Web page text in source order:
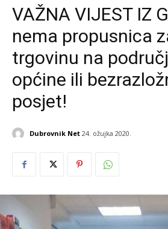
VAŽNA VIJEST IZ
nema propusnica
trgovinu na
općine ili
posjet!
Dubrovnik Net 24. ožujka 2020.